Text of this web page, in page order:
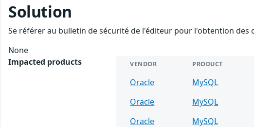
Solution
Se référer au bulletin de sécurité de l'éditeur pour l'obtention des
None
Impacted products
VENDOR PRODUCT
Oracle MySQL
Oracle
MySQL
Oracle
MySQL